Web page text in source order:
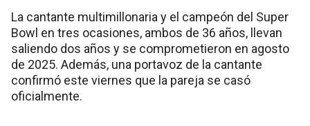
La cantante multimillonaria y el campeón del Super
Bowl en tres ocasiones, ambos de 36 años, llevan
saliendo dos años y se comprometieron en agosto
de 2025. Además, una portavoz de la cantante
confirmó este viernes que la pareja se casó
oficialmente.